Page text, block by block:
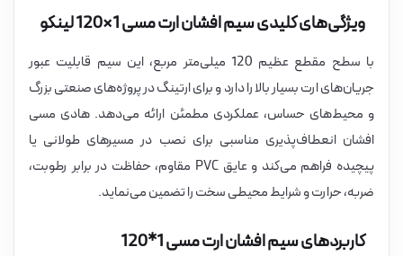
ویژگی‌های کلیدی سیم افشان ارت مسی 1×120 لینکو
با سطح مقطع عظیم 120 میلی‌متر مربع، این سیم قابلیت عبور
جریان‌های ارت بسیار بالا را دارد و برای ارتینگ در پروژه‌های صنعتی بزرگ
و محیط‌های حساس، عملکردی مطمئن ارائه می‌دهد. هادی مسی
افشان انعطاف‌پذیری مناسبی برای نصب در مسیرهای طولانی یا
پیچیده فراهم می‌کند و عایق PVC مقاوم، حفاظت در برابر رطوبت،
ضربه، حرارت و شرایط محیطی سخت را تضمین می‌نماید.
کاربردهای سیم افشان ارت مسی 1*120